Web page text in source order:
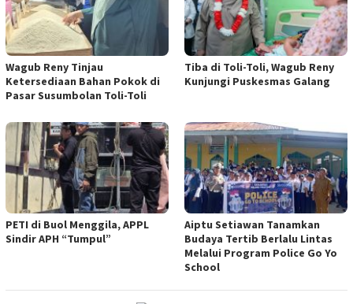
Wagub Reny Tinjau
Ketersediaan Bahan Pokok di
Pasar Susumbolan Toli-Toli
Tiba di Toli-Toli, Wagub Reny
Kunjungi Puskesmas Galang
PETI di Buol Menggila, APPL
Sindir APH “Tumpul”
Aiptu Setiawan Tanamkan
Budaya Tertib Berlalu Lintas
Melalui Program Police Go Yo
School